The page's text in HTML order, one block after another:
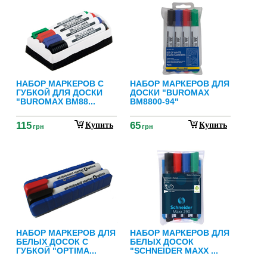
НАБОР МАРКЕРОВ С
ГУБКОЙ ДЛЯ ДОСКИ
"BUROMAX BM88...
115грн Купить
НАБОР МАРКЕРОВ ДЛЯ
ДОСКИ "BUROMAX
BM8800-94"
65грн Купить
НАБОР МАРКЕРОВ ДЛЯ
БЕЛЫХ ДОСОК С
ГУБКОЙ "OPTIMA...
НАБОР МАРКЕРОВ ДЛЯ
БЕЛЫХ ДОСОК
"SCHNEIDER MAXX ...